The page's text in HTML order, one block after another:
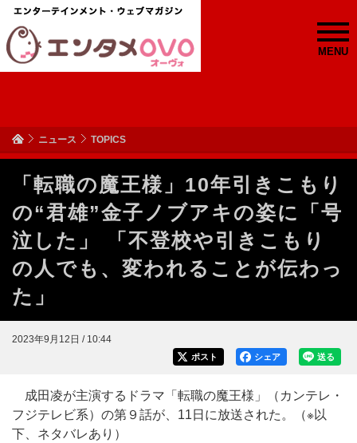
MENU
ニュース TOPICS
「転職の魔王様」10年引きこもり
の“君雄”金子ノブアキの姿に「号
泣した」 「不登校や引きこもり
の人でも、変われることが伝わっ
た」
2023年9月12日 / 10:44
送る
シェア
ポスト
成田凌が主演するドラマ「転職の魔王様」（カンテレ・
フジテレビ系）の第９話が、11日に放送された。（※以
下、ネタバレあり）